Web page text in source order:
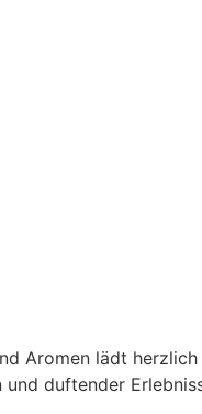
Aromen lädt
duftender